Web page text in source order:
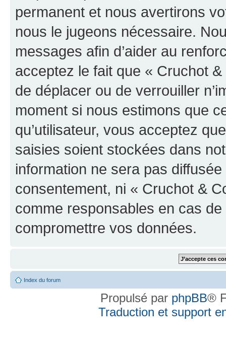
permanent et nous avertirons
nous le jugeons nécessaire.
messages afin d’aider au
acceptez le fait que « Cruchot
de déplacer ou de verrouiller
moment si nous estimons que
qu’utilisateur, vous acceptez
saisies soient stockées dans
information ne sera pas
consentement, ni « Cruchot &
comme responsables en cas
compromettre vos données.
Index du forum
Propulsé par phpBB®
Traduction et support